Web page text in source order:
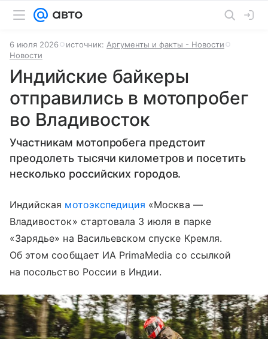
6 июля 2026 источник: Аргументы и факты - Новости
Новости
Индийские байкеры
отправились в мотопробег
во Владивосток
Участникам мотопробега предстоит
преодолеть тысячи километров и посетить
несколько российских городов.
Индийская мотоэкспедиция «Москва —
Владивосток» стартовала 3 июля в парке
«Зарядье» на Васильевском спуске Кремля.
Об этом сообщает ИА PrimaMedia со ссылкой
на посольство России в Индии.